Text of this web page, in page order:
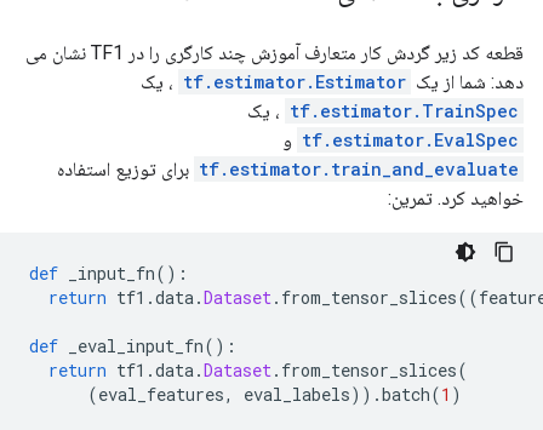
قطعه کد زیر گردش کار متعارف آموزش چند کارگری را در TF1 نشان می
دهد: شما از یک tf.estimator.Estimator ، یک
tf.estimator.TrainSpec ، یک
tf.estimator.EvalSpec و
tf.estimator.train_and_evaluate برای توزیع استفاده
خواهید کرد. تمرین:
def _input_fn():
return tf1 .data.Dataset. from_tensor_slices((
def _eval_input_fn():
return tf1 .data.Dataset. from_tensor_slices(
(eval_features, eval_labels)).batch(1 )